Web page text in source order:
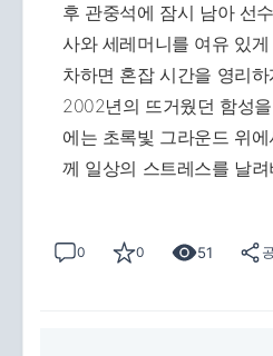
후 관중석에 잠시 남아 선
사와 세레머니를 여유 있
차하면 혼잡 시간을 영리
2002년의 뜨거웠던 함성
에는 초록빛 그라운드 위
께 일상의 스트레스를 날
0 0 51